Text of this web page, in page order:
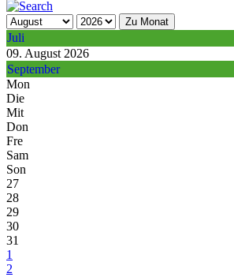
Zu Monat
Juli
09. August 2026
September
Mon
Die
Mit
Don
Fre
Sam
Son
27
28
29
30
31
1
2